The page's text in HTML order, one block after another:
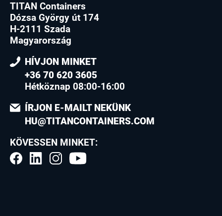
TITAN Containers
Dózsa György út 174
H-2111 Szada
Magyarország
HÍVJON MINKET
+36 70 620 3605
Hétköznap 08:00-16:00
ÍRJON E-MAILT NEKÜNK
HU@TITANCONTAINERS.COM
KÖVESSEN MINKET: